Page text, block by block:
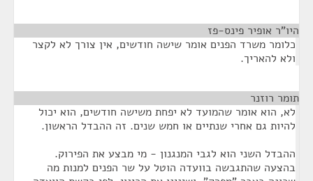
היו"ר אופיר פינס-פז
כלומר משרד הפנים אומר שישה חודשים, אין צורך לא לקצר
ולא להאריך.
תומר רוזנר
לא, הוא אומר שהמועד לא יפחת משישה חודשים, הוא יכול
להיות גם אחרי שנתיים או חמש שנים. זה ההבדל הראשון.
ההבדל השני הוא לגבי המנגנון - מי מבצע את הפירוק.
בהצעה שהתגבשה בוועדה הוטל על שר הפנים למנות מה